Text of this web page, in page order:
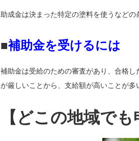
助成金は決まった特定の塗料を使うなどの
■補助金を受けるには
補助金は受給のための審査があり、合格
が厳しいことから、支給額が高いことが多
【どこの地域で